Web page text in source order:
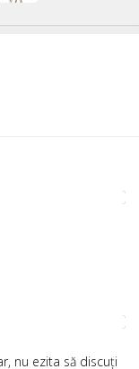
nu ezita să discuți